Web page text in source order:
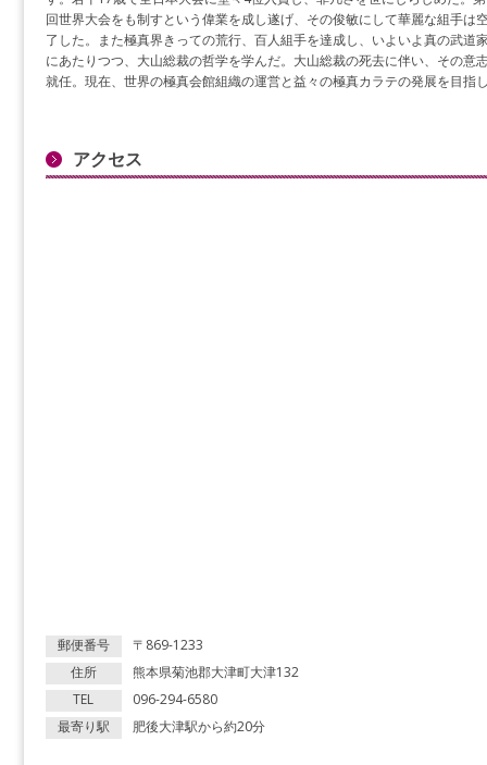
回世界大会をも制すという偉業を成し遂げ、その俊敏にして華麗な組手は
了した。また極真界きっての荒行、百人組手を達成し、いよいよ真の武道
にあたりつつ、大山総裁の哲学を学んだ。大山総裁の死去に伴い、その意
就任。現在、世界の極真会館組織の運営と益々の極真カラテの発展を目指
アクセス
郵便番号
〒869-1233
住所
熊本県菊池郡大津町大津132
TEL
096-294-6580
最寄り駅
肥後大津駅から約20分